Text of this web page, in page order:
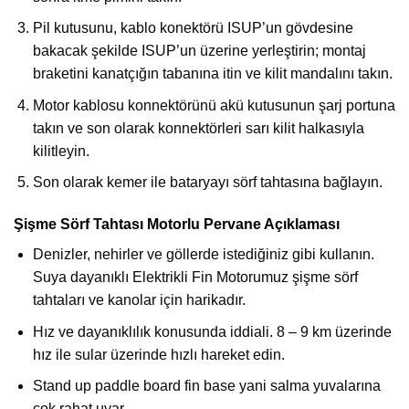
Pil kutusunu, kablo konektörü ISUP’un gövdesine
bakacak şekilde ISUP’un üzerine yerleştirin; montaj
braketini kanatçığın tabanına itin ve kilit mandalını takın.
Motor kablosu konnektörünü akü kutusunun şarj portuna
takın ve son olarak konnektörleri sarı kilit halkasıyla
kilitleyin.
Son olarak kemer ile bataryayı sörf tahtasına bağlayın.
Şişme Sörf Tahtası Motorlu Pervane Açıklaması
Denizler, nehirler ve göllerde istediğiniz gibi kullanın.
Suya dayanıklı Elektrikli Fin Motorumuz şişme sörf
tahtaları ve kanolar için harikadır.
Hız ve dayanıklılık konusunda iddiali. 8 – 9 km üzerinde
hız ile sular üzerinde hızlı hareket edin.
Stand up paddle board fin base yani salma yuvalarına